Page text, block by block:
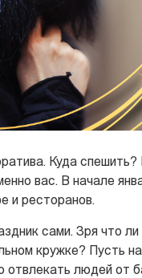
Куда
вас. В начале
и ресторанов.
сами. Зря что
кружке? Пусть
отвлекать людей от